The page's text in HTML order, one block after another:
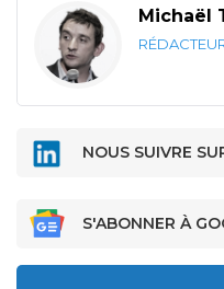
Michaël
NOUS SUIVRE
S'ABONNER À